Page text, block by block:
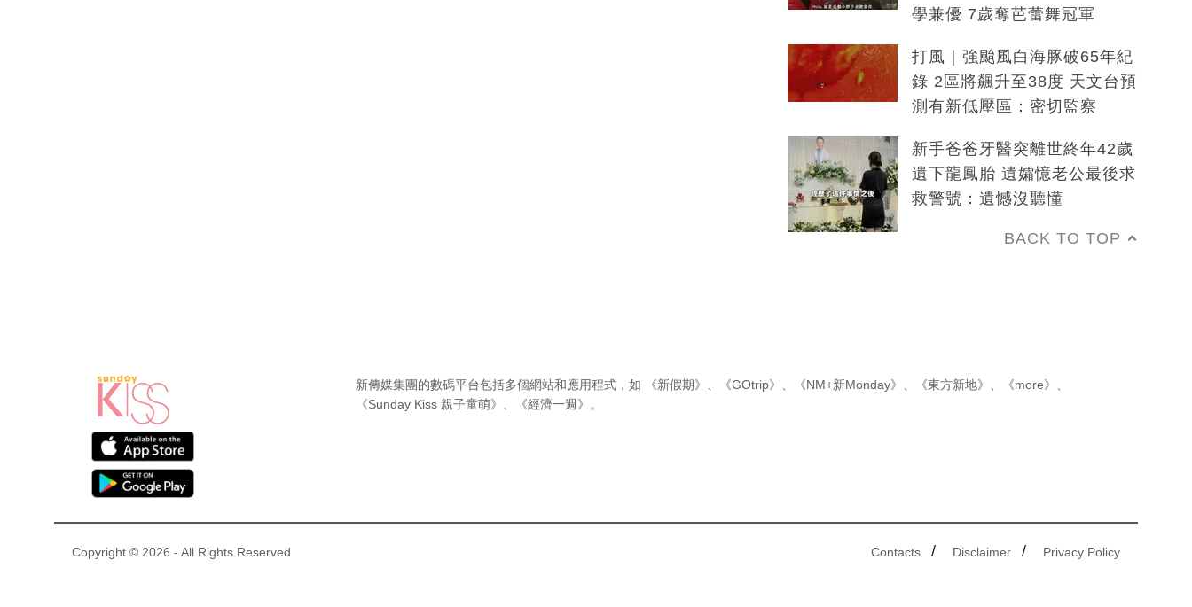
學兼優 7歲奪芭蕾舞冠軍
打風｜強颱風白海豚破65年紀
錄 2區將飆升至38度 天文台預
測有新低壓區：密切監察
新手爸爸牙醫突離世終年42歲
遺下龍鳳胎 遺孀憶老公最後求
救警號：遺憾沒聽懂
BACK TO TOP
新傳媒集團的數碼平台包括多個網站和應用程式，如 《新假期》 《GOtrip》 《NM+新Monday》 《東方新地》 《more》
《Sunday Kiss 親子童萌》
《經濟一週》 。
Contacts / Disclaimer / Privacy Policy
Copyright © 2026 - All Rights Reserved